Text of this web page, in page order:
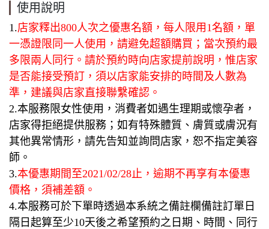
使用說明
1.店家釋出800人次之優惠名額，每人限用1名額，單
一憑證限同一人使用，請避免超額購買；當次預約最
多限兩人同行。請於預約時向店家提前說明，惟店家
是否能接受預訂，須以店家能安排的時間及人數為
準，建議與店家直接聯繫確認。
2.本服務限女性使用，消費者如遇生理期或懷孕者，
店家得拒絕提供服務；如有特殊體質、膚質或膚況有
其他異常情形，請先告知並詢問店家，恕不指定美容
師。
3.本優惠期間至2021/02/28止，逾期不再享有本優惠
價格，須補差額。
4.本服務可於下單時透過本系統之備註欄備註訂單日
隔日起算至少10天後之希望預約之日期、時間、同行